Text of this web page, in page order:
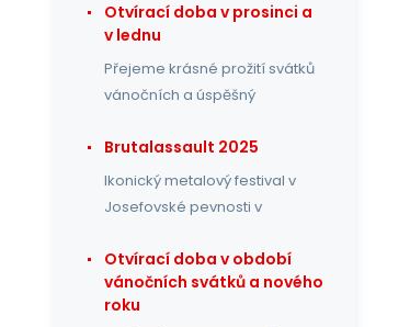
Otvírací doba v prosinci a
v lednu
Přejeme krásné prožití svátků
vánočních a úspěšný
Brutalassault 2025
Ikonický metalový festival v
Josefovské pevnosti v
Otvírací doba v období
vánočních svátků a nového
roku